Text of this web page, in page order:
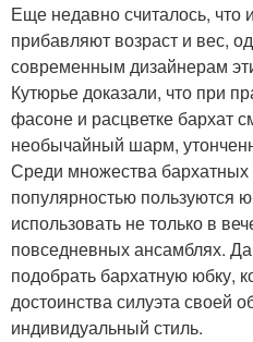
Еще недавно считалось, что
прибавляют возраст и вес,
современным дизайнерам
Кутюрье доказали, что при
фасоне и расцветке бархат
необычайный шарм,
Среди множества бархатных
популярностью пользуются
использовать не только в
повседневных ансамблях.
подобрать бархатную юбку,
достоинства силуэта своей
индивидуальный стиль.